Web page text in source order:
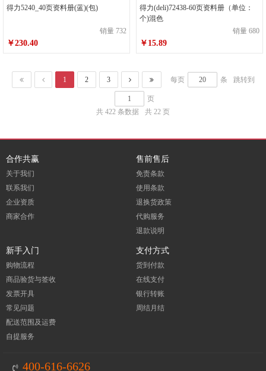
得力5240_40页资料册(蓝)(包)
销量 732
￥230.40
得力(deli)72438-60页资料册（单位：
个)混色
销量 680
￥15.89
1 2 3 每页 条 跳转到
页
共 422 条数据
共 22 页
合作共赢
关于我们
联系我们
企业资质
商家合作
售前售后
免责条款
使用条款
退换货政策
代购服务
退款说明
新手入门
购物流程
商品验货与签收
发票开具
常见问题
配送范围及运费
自提服务
支付方式
货到付款
在线支付
银行转账
周结月结
400-616-6626